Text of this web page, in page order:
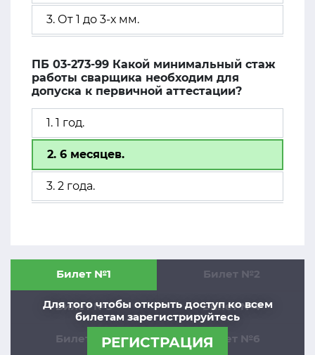
3. От 1 до 3-х мм.
ПБ 03-273-99 Какой минимальный стаж
работы сварщика необходим для
допуска к первичной аттестации?
1. 1 год.
2. 6 месяцев.
3. 2 года.
Для того чтобы открыть доступ ко всем
билетам зарегистрируйтесь
РЕГИСТРАЦИЯ
Билет №1 Билет №2
Билет №3 Билет №4
Билет №5 Билет №6